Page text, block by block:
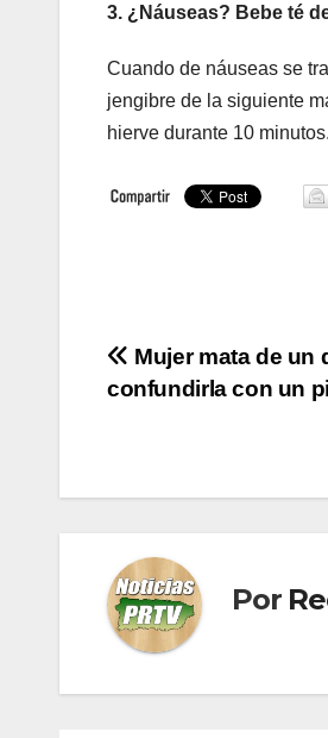
3. ¿Náuseas? Bebe té
Cuando de náuseas se
jengibre de la siguiente
hierve durante 10
Navegación
Mujer mata de un
confundirla con un
Por